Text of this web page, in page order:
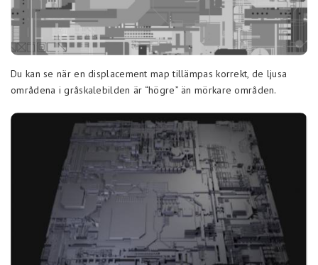
Du kan se när en displacement map tillämpas korrekt, de ljusa
områdena i gråskalebilden är “högre” än mörkare områden.